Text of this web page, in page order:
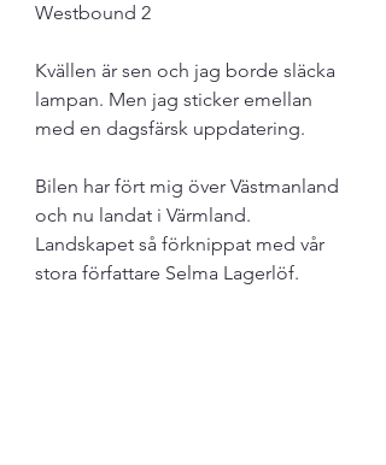
Westbound 2
Kvällen är sen och jag borde släcka
lampan. Men jag sticker emellan
med en dagsfärsk uppdatering.
Bilen har fört mig över Västmanland
och nu landat i Värmland.
Landskapet så förknippat med vår
stora författare Selma Lagerlöf.